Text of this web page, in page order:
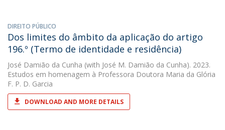
DIREITO PÚBLICO
Dos limites do âmbito da aplicação do artigo
196.º (Termo de identidade e residência)
José Damião da Cunha (with José M. Damião da Cunha). 2023.
Estudos em homenagem à Professora Doutora Maria da Glória
F. P. D. Garcia
DOWNLOAD AND MORE DETAILS